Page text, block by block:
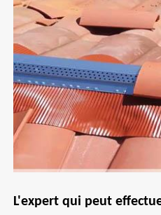
L'expert qui peut